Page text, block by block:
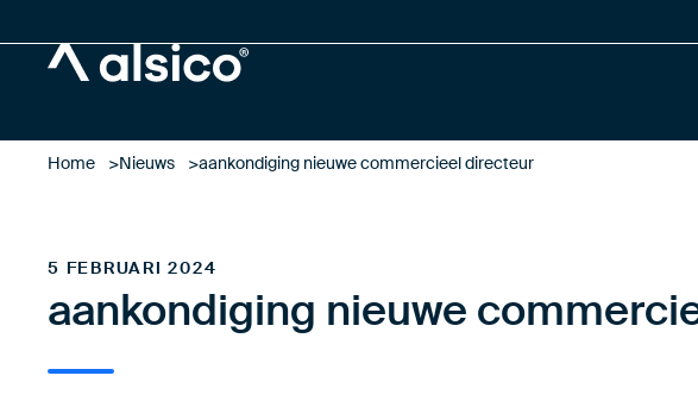
Home Nieuws aankondiging nieuwe commercieel directeur
5 FEBRUARI 2024
aankondiging nieuwe